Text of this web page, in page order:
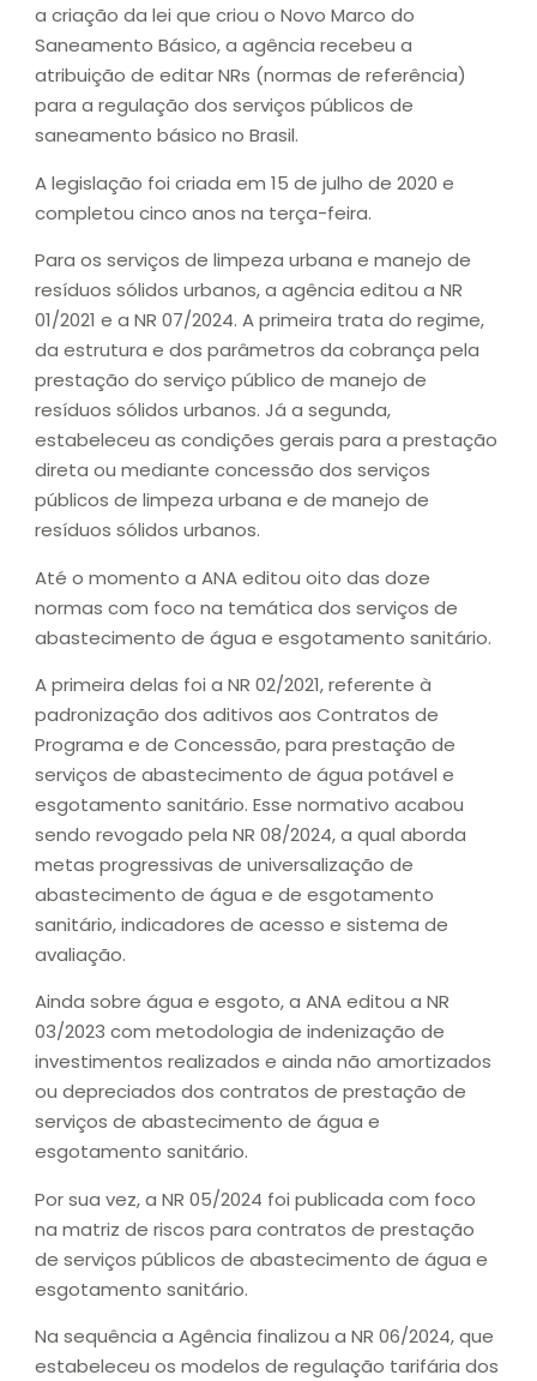
a criação da lei que criou o Novo Marco do
Saneamento Básico, a agência recebeu a
atribuição de editar NRs (normas de referência)
para a regulação dos serviços públicos de
saneamento básico no Brasil.
A legislação foi criada em 15 de julho de 2020 e
completou cinco anos na terça-feira.
Para os serviços de limpeza urbana e manejo de
resíduos sólidos urbanos, a agência editou a NR
01/2021 e a NR 07/2024. A primeira trata do regime,
da estrutura e dos parâmetros da cobrança pela
prestação do serviço público de manejo de
resíduos sólidos urbanos. Já a segunda,
estabeleceu as condições gerais para a prestação
direta ou mediante concessão dos serviços
públicos de limpeza urbana e de manejo de
resíduos sólidos urbanos.
Até o momento a ANA editou oito das doze
normas com foco na temática dos serviços de
abastecimento de água e esgotamento sanitário.
A primeira delas foi a NR 02/2021, referente à
padronização dos aditivos aos Contratos de
Programa e de Concessão, para prestação de
serviços de abastecimento de água potável e
esgotamento sanitário. Esse normativo acabou
sendo revogado pela NR 08/2024, a qual aborda
metas progressivas de universalização de
abastecimento de água e de esgotamento
sanitário, indicadores de acesso e sistema de
avaliação.
Ainda sobre água e esgoto, a ANA editou a NR
03/2023 com metodologia de indenização de
investimentos realizados e ainda não amortizados
ou depreciados dos contratos de prestação de
serviços de abastecimento de água e
esgotamento sanitário.
Por sua vez, a NR 05/2024 foi publicada com foco
na matriz de riscos para contratos de prestação
de serviços públicos de abastecimento de água e
esgotamento sanitário.
Na sequência a Agência finalizou a NR 06/2024, que
estabeleceu os modelos de regulação tarifária dos